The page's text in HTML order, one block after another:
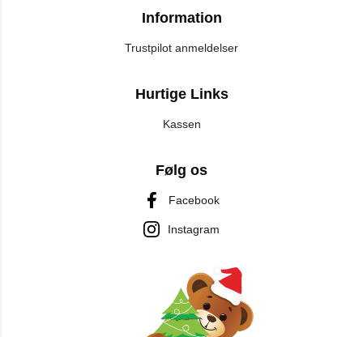
Information
Trustpilot anmeldelser
Hurtige Links
Kassen
Følg os
Facebook
Instagram